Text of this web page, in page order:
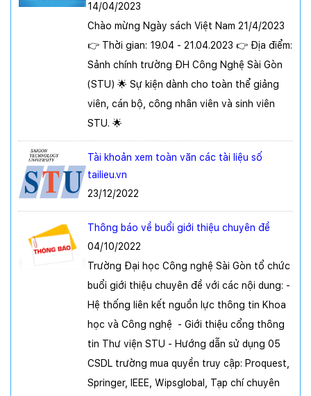
14/04/2023
Chào mừng Ngày sách Việt Nam 21/4/2023
👉 Thời gian: 19.04 - 21.04.2023 👉 Địa điểm:
Sảnh chính trường ĐH Công Nghệ Sài Gòn
(STU) 🌟 Sự kiện dành cho toàn thể giảng
viên, cán bộ, công nhân viên và sinh viên
STU. 🌟
Tài khoản xem toàn văn các tài liệu số
tailieu.vn
23/12/2022
Thông báo về buổi giới thiệu chuyên đề
04/10/2022
Trường Đại học Công nghệ Sài Gòn tổ chức
buổi giới thiệu chuyên đề với các nội dung: -
Hệ thống liên kết nguồn lực thông tin Khoa
học và Công nghệ - Giới thiệu cổng thông
tin Thư viện STU - Hướng dẫn sử dụng 05
CSDL trường mua quyền truy cập: Proquest,
Springer, IEEE, Wipsglobal, Tạp chí chuyên